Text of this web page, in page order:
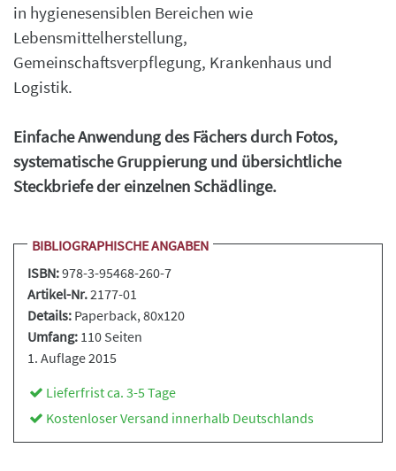
in hygienesensiblen Bereichen wie
Lebensmittelherstellung,
Gemeinschaftsverpflegung, Krankenhaus und
Logistik.
Einfache Anwendung des Fächers durch Fotos,
systematische Gruppierung und übersichtliche
Steckbriefe der einzelnen Schädlinge.
BIBLIOGRAPHISCHE ANGABEN
ISBN:978-3-95468-260-7
Artikel-Nr.2177-01
Details: Paperback, 80x120
Umfang: 110 Seiten
1. Auflage 2015
Lieferfrist ca. 3-5 Tage
Kostenloser Versand innerhalb Deutschlands